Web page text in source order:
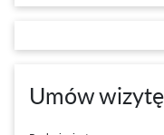
Umów wizytę